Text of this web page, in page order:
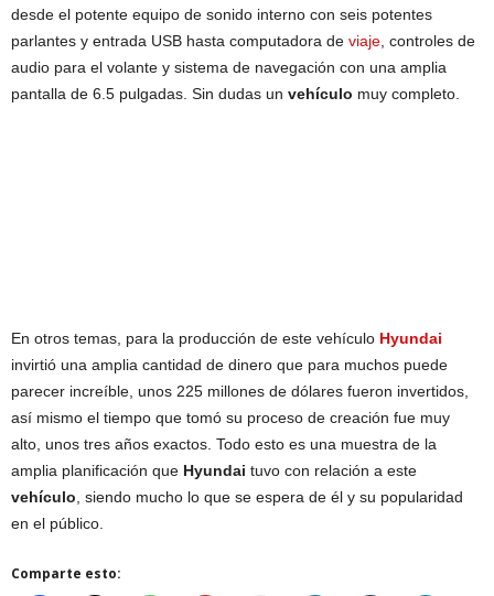
desde el potente equipo de sonido interno con seis potentes
parlantes y entrada USB hasta computadora de viaje , controles de
audio para el volante y sistema de navegación con una amplia
pantalla de 6.5 pulgadas. Sin dudas un vehículo muy completo.
En otros temas, para la producción de este vehículo Hyundai
invirtió una amplia cantidad de dinero que para muchos puede
parecer increíble, unos 225 millones de dólares fueron invertidos,
así mismo el tiempo que tomó su proceso de creación fue muy
alto, unos tres años exactos. Todo esto es una muestra de la
amplia planificación que Hyundai tuvo con relación a este
vehículo , siendo mucho lo que se espera de él y su popularidad
en el público.
Comparte esto: